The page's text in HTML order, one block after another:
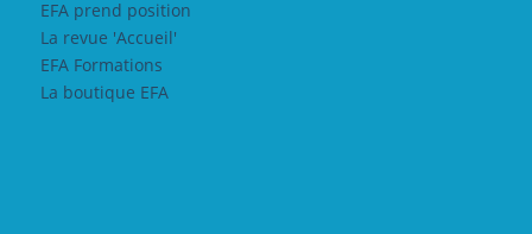
EFA prend position
La revue 'Accueil'
EFA Formations
La boutique EFA